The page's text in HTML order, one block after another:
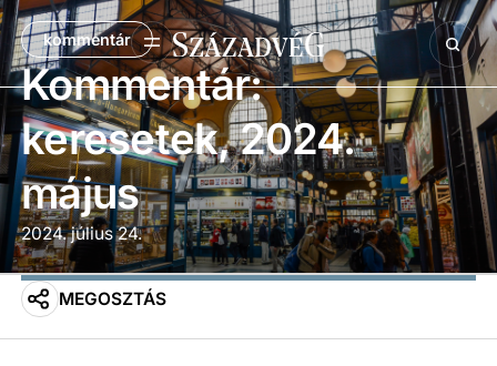
kommentár
Kommentár:
keresetek, 2024.
május
2024. július 24.
MEGOSZTÁS